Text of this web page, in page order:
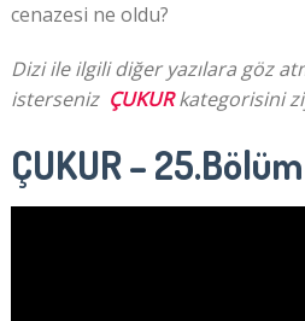
cenazesi ne oldu?
Dizi ile ilgili diğer yazılara göz
isterseniz ÇUKUR kategorisini
ÇUKUR –